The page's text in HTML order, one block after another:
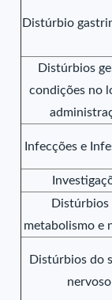
Distúrbio
Distúrbios
condições no
Infecções e
Distúrbios
metabolismo e
Distúrbios do
nervoso